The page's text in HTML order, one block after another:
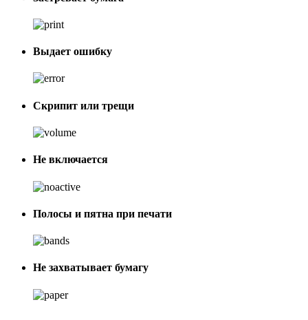
Выдает ошибку
Скрипит или трещи
Не включается
Полосы и пятна при печати
Не захватывает бумагу